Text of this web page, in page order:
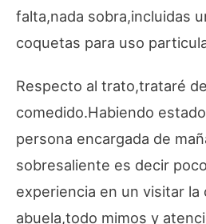
falta,nada sobra,incluidas
coquetas para uso
Respecto al trato,trataré
comedido.Habiendo
persona encargada de
sobresaliente es decir
experiencia en un visitar la
abuela,todo mimos y